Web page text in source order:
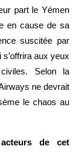
part le Yémen
en cause de sa
suscitée par
s’offrira aux yeux
Selon la
ne devrait
le chaos au
de cet